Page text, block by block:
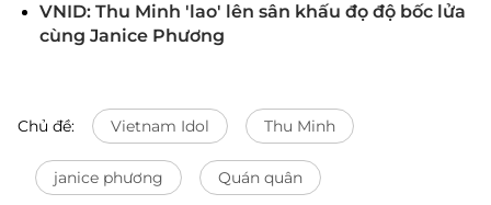
VNID: Thu Minh 'lao' lên sân khấu đọ độ bốc lửa
cùng Janice Phương
Chủ đề: Vietnam Idol Thu Minh
janice phương Quán quân